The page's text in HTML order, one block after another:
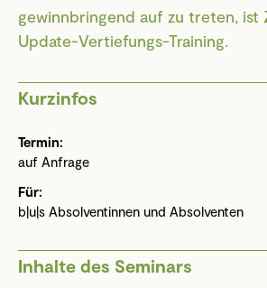
gewinnbringend auf zu treten, ist
Update-Vertiefungs-Training.
Kurzinfos
Termin:
auf Anfrage
Für:
b|u|s Absolventinnen und Absolventen
Inhalte des Seminars